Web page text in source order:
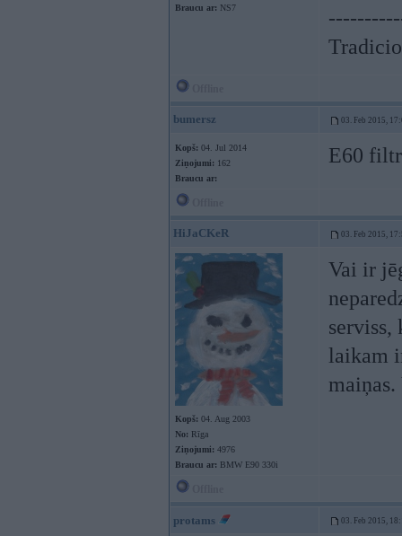
Braucu ar: NS7
bumersz 03. Feb 2015,
Kopš: 04. Jul 2014
Ziņojumi: 162
Braucu ar:
E60
HiJaCKeR 03. Feb 2015,
Kopš: 04. Aug 2003
No: Rīga
Ziņojumi: 4976
Braucu ar: BMW E90 330i
Vai ir
serviss,
laikam
protams 03. Feb 2015,